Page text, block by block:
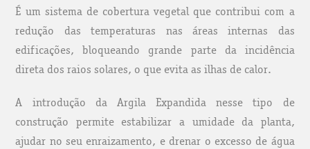
É um sistema de cobertura vegetal que contribui com a
redução das temperaturas nas áreas internas das
edificações, bloqueando grande parte da incidência
direta dos raios solares, o que evita as ilhas de calor.
A introdução da Argila Expandida nesse tipo de
construção permite estabilizar a umidade da planta,
ajudar no seu enraizamento, e drenar o excesso de água